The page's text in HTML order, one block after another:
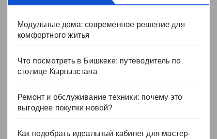
Модульные дома: современное решение для
комфортного житья
Что посмотреть в Бишкеке: путеводитель по
столице Кыргызстана
Ремонт и обслуживание техники: почему это
выгоднее покупки новой?
Как подобрать идеальный кабинет для мастер-